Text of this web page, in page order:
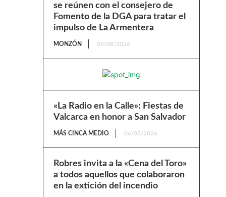
se reúnen con el consejero de
Fomento de la DGA para tratar el
impulso de La Armentera
MONZÓN 06/08/2026
«La Radio en la Calle»: Fiestas de
Valcarca en honor a San Salvador
MÁS CINCA MEDIO 06/08/2026
Robres invita a la «Cena del Toro»
a todos aquellos que colaboraron
en la extición del incendio